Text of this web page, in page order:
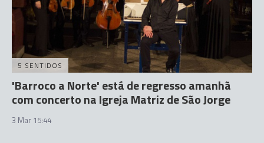
5 SENTIDOS
'Barroco a Norte' está de regresso amanhã
com concerto na Igreja Matriz de São Jorge
3 Mar 15:44